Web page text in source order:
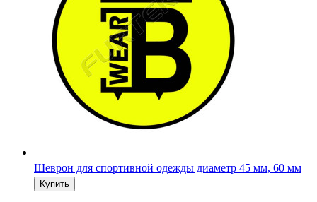
Шеврон для спортивной одежды диаметр 45 мм, 60 мм